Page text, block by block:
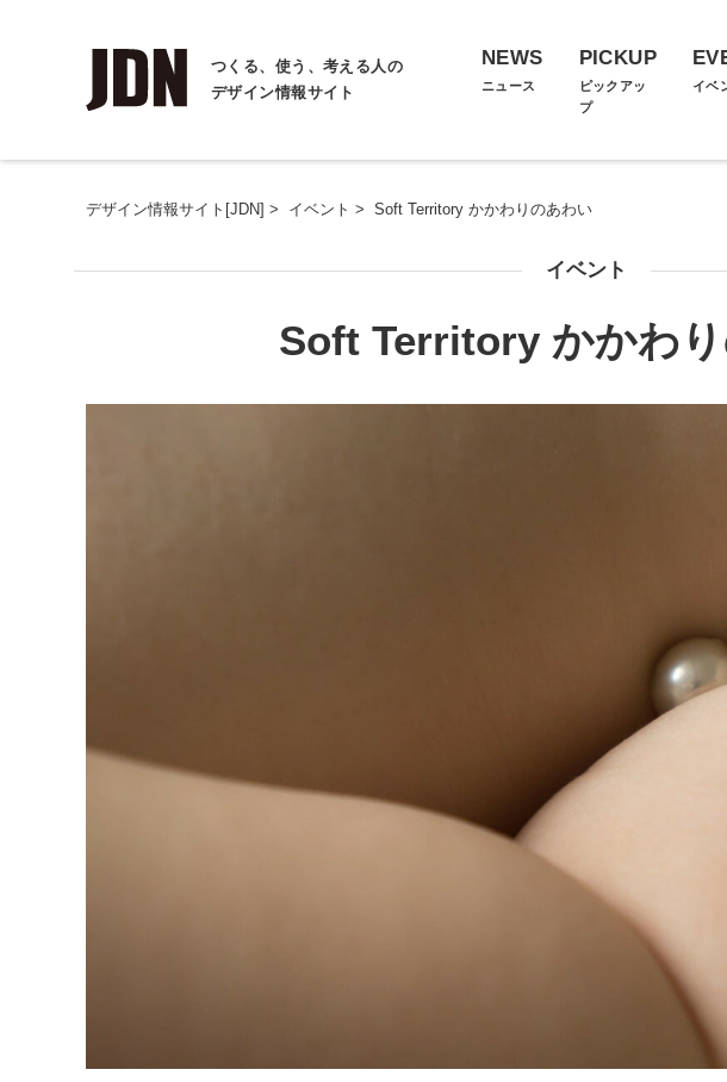
つくる、使う、考える人の
デザイン情報サイト
NEWS
ニュース
PICKUP
ピックアッ
プ
イベ
デザイン情報サイト[JDN] > イベント > Soft Territory かかわりのあわい
イベント
Soft Territory かかわ